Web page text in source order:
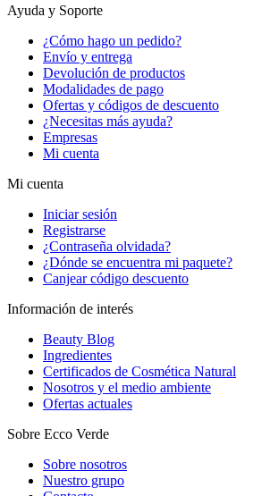
Ayuda y Soporte
¿Cómo hago un pedido?
Envío y entrega
Devolución de productos
Modalidades de pago
Ofertas y códigos de descuento
¿Necesitas más ayuda?
Empresas
Mi cuenta
Mi cuenta
Iniciar sesión
Registrarse
¿Contraseña olvidada?
¿Dónde se encuentra mi paquete?
Canjear código descuento
Información de interés
Beauty Blog
Ingredientes
Certificados de Cosmética Natural
Nosotros y el medio ambiente
Ofertas actuales
Sobre Ecco Verde
Sobre nosotros
Nuestro grupo